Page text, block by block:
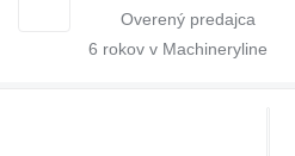
6 rokov v Machineryline